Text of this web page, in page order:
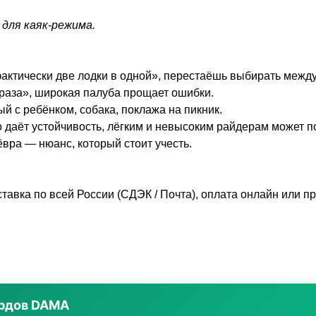
каяк-режима.
две лодки в одной», перестаёшь выбирать
широкая палуба прощает ошибки.
ребёнком, собака, поклажа на пикник.
устойчивость, лёгким и невысоким райдерам может
— нюанс, который стоит учесть.
по всей России (СДЭК / Почта), оплата онлайн или
DAMA